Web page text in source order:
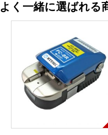
よく一緒に選ばれる